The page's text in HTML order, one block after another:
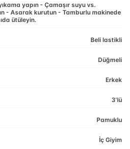
yapın - Çamaşır suyu vs.
- Asarak kurutun - Tamburlu makinede
ütüleyin.
Beli lastikli
Düğmeli
Erkek
3'lü
Pamuklu
İç Giyim